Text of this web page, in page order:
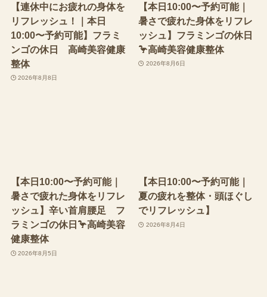
【連休中にお疲れの身体を
リフレッシュ！｜本日
10:00〜予約可能】フラミ
ンゴの休日 高崎美容健康
整体
2026年8月8日
【本日10:00〜予約可能｜
暑さで疲れた身体をリフレ
ッシュ】フラミンゴの休日
🦩高崎美容健康整体
2026年8月6日
【本日10:00〜予約可能｜
暑さで疲れた身体をリフレ
ッシュ】辛い首肩腰足 フ
ラミンゴの休日🦩高崎美容
健康整体
2026年8月5日
【本日10:00〜予約可能｜
夏の疲れを整体・頭ほぐし
でリフレッシュ】
2026年8月4日